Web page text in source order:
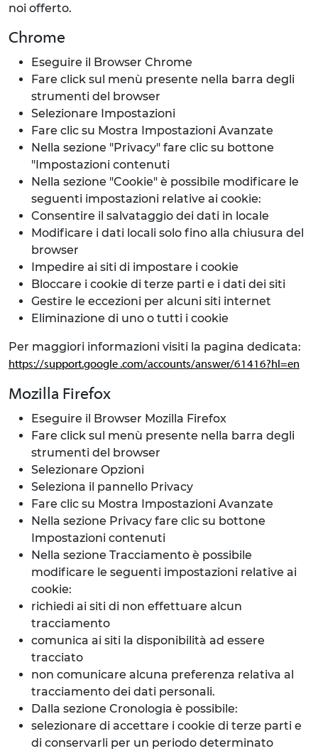
noi offerto.
Chrome
Eseguire il Browser Chrome
Fare click sul menù presente nella barra degli
strumenti del browser
Selezionare Impostazioni
Fare clic su Mostra Impostazioni Avanzate
Nella sezione "Privacy" fare clic su bottone
"Impostazioni contenuti
Nella sezione "Cookie" è possibile modificare le
seguenti impostazioni relative ai cookie:
Consentire il salvataggio dei dati in locale
Modificare i dati locali solo fino alla chiusura del
browser
Impedire ai siti di impostare i cookie
Bloccare i cookie di terze parti e i dati dei siti
Gestire le eccezioni per alcuni siti internet
Eliminazione di uno o tutti i cookie
Per maggiori informazioni visiti la pagina dedicata:
https://support.google .com/accounts/answer/61416?hl=en
Mozilla Firefox
Eseguire il Browser Mozilla Firefox
Fare click sul menù presente nella barra degli
strumenti del browser
Selezionare Opzioni
Seleziona il pannello Privacy
Fare clic su Mostra Impostazioni Avanzate
Nella sezione Privacy fare clic su bottone
Impostazioni contenuti
Nella sezione Tracciamento è possibile
modificare le seguenti impostazioni relative ai
cookie:
richiedi ai siti di non effettuare alcun
tracciamento
comunica ai siti la disponibilità ad essere
tracciato
non comunicare alcuna preferenza relativa al
tracciamento dei dati personali.
Dalla sezione Cronologia è possibile:
selezionare di accettare i cookie di terze parti e
di conservarli per un periodo determinato